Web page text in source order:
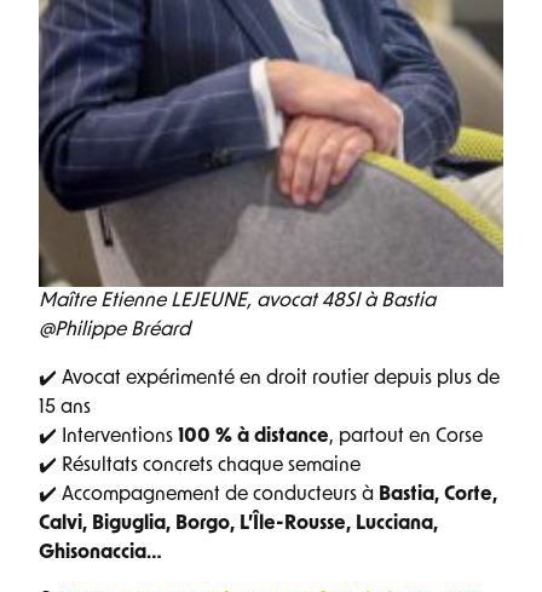
Maître Etienne LEJEUNE, avocat 48SI à Bastia
@Philippe Bréard
✔️ Avocat expérimenté en droit routier depuis plus de
15 ans
✔️ Interventions 100 % à distance, partout en Corse
✔️ Résultats concrets chaque semaine
✔️ Accompagnement de conducteurs à Bastia, Corte,
Calvi, Biguglia, Borgo, L’Île-Rousse, Lucciana,
Ghisonaccia…